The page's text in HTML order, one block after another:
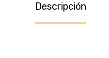
Descripción